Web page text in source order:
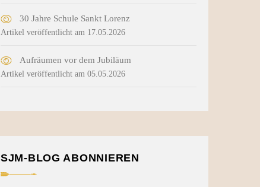
30 Jahre Schule Sankt Lorenz
Artikel veröffentlicht am 17.05.2026
Aufräumen vor dem Jubiläum
Artikel veröffentlicht am 05.05.2026
SJM-BLOG ABONNIEREN